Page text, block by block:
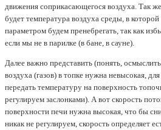
движения соприкасающегося воздуха. Так
будет температура воздуха среды, в
параметром будем пренебрегать, так как
если мы не в парилке (в бане, в сауне).
Далее важно представить (понять,
воздуха (газов) в топке нужна невысокая,
передать температуру на поверхность
регулируем заслонками). А вот скорость
поверхности печи нужна высокая, что бы
никак не регулируем, скорость определяет